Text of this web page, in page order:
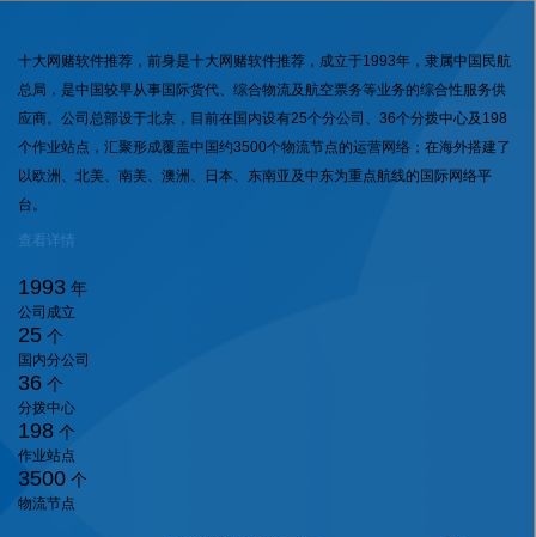
十大网赌软件推荐，前身是十大网赌软件推荐，成立于1993年，隶属中国民航
总局，是中国较早从事国际货代、综合物流及航空票务等业务的综合性服务供
应商。公司总部设于北京，目前在国内设有25个分公司、36个分拨中心及198
个作业站点，汇聚形成覆盖中国约3500个物流节点的运营网络；在海外搭建了
以欧洲、北美、南美、澳洲、日本、东南亚及中东为重点航线的国际网络平
台。
查看详情
1993 年
公司成立
25 个
国内分公司
36 个
分拨中心
198 个
作业站点
3500 个
物流节点